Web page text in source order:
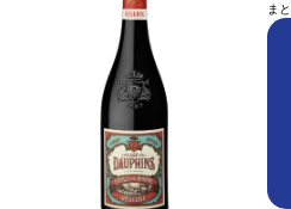
場合、在庫があり価格が同様の場合は自動ま